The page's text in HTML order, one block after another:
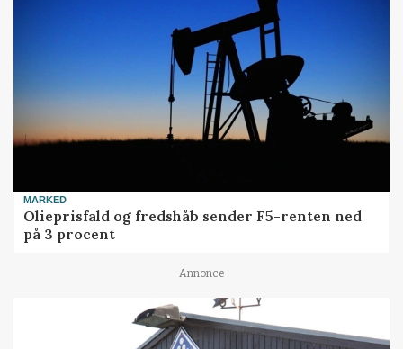
MARKED
Olieprisfald og fredshåb sender F5-renten ned
på 3 procent
Annonce